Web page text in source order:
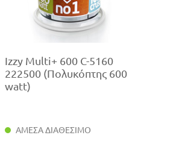
Izzy Multi+ 600 C-5160
222500 (Πολυκόπτης 600
watt)
ΑΜΕΣΑ ΔΙΑΘΕΣΙΜΟ